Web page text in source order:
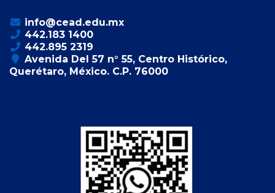
info@cead.edu.mx
442.183 1400
442.895 2319
Avenida Del 57 n° 55, Centro Histórico,
Querétaro, México. C.P. 76000